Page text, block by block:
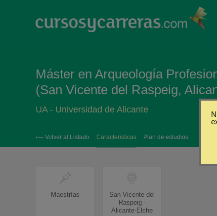
Máster en Arqueología
(San Vicente del Raspeig,
UA - Universidad de Alicante
‹— Volver al Listado Caracteristicas Plan de estudios
Maestrías
San Vicente del
Raspeig -
Alicante-Elche